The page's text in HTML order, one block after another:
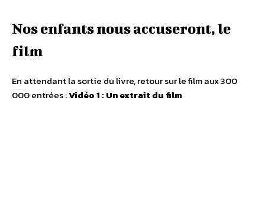
Nos enfants nous accuseront, le
film
En attendant la sortie du livre, retour sur le film aux 300
000 entrées :Vidéo 1 : Un extrait du film